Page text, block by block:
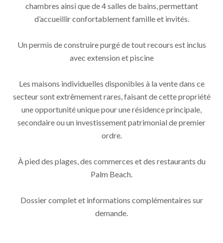
chambres ainsi que de 4 salles de bains, permettant
d’accueillir confortablement famille et invités.
Un permis de construire purgé de tout recours est inclus
avec extension et piscine
Les maisons individuelles disponibles à la vente dans ce
secteur sont extrêmement rares, faisant de cette propriété
une opportunité unique pour une résidence principale,
secondaire ou un investissement patrimonial de premier
ordre.
À pied des plages, des commerces et des restaurants du
Palm Beach.
Dossier complet et informations complémentaires sur
demande.